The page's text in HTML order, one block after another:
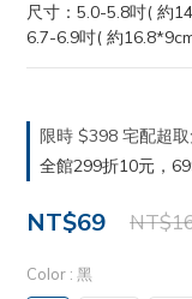
尺寸：5.0-5.8吋( 約
6.7-6.9吋( 約
限時 $398 宅配超
全館299折10元，
NT$69
Color : 黑